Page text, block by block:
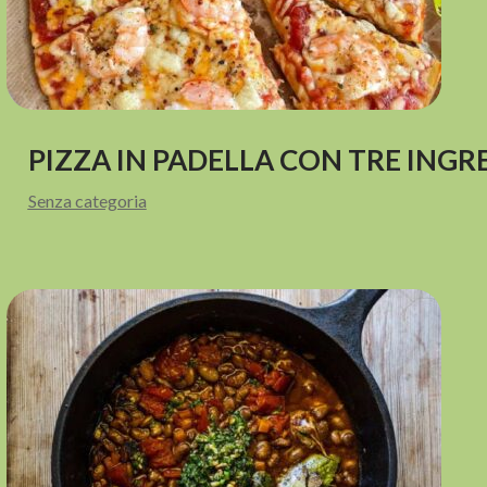
PIZZA IN PADELLA CON TRE
Senza categoria